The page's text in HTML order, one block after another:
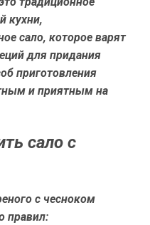
кухни,
сало, которое варят
для придания
приготовления
и приятным на
сало с
с чесноком
правил: